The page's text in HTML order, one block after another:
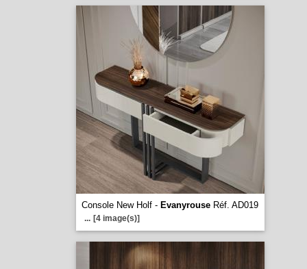
Console New Holf - EvanyrouseRéf. AD019
... [4 image(s)]